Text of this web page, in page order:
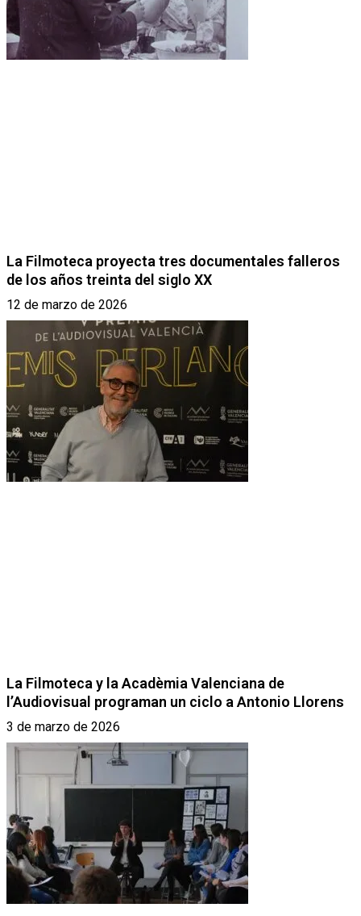
La Filmoteca proyecta tres documentales falleros
de los años treinta del siglo XX
12 de marzo de 2026
La Filmoteca y la Acadèmia Valenciana de
l’Audiovisual programan un ciclo a Antonio Llorens
3 de marzo de 2026